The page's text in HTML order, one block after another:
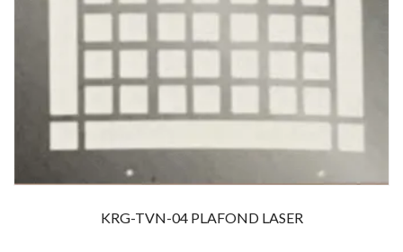
KRG-TVN-04 PLAFOND LASER